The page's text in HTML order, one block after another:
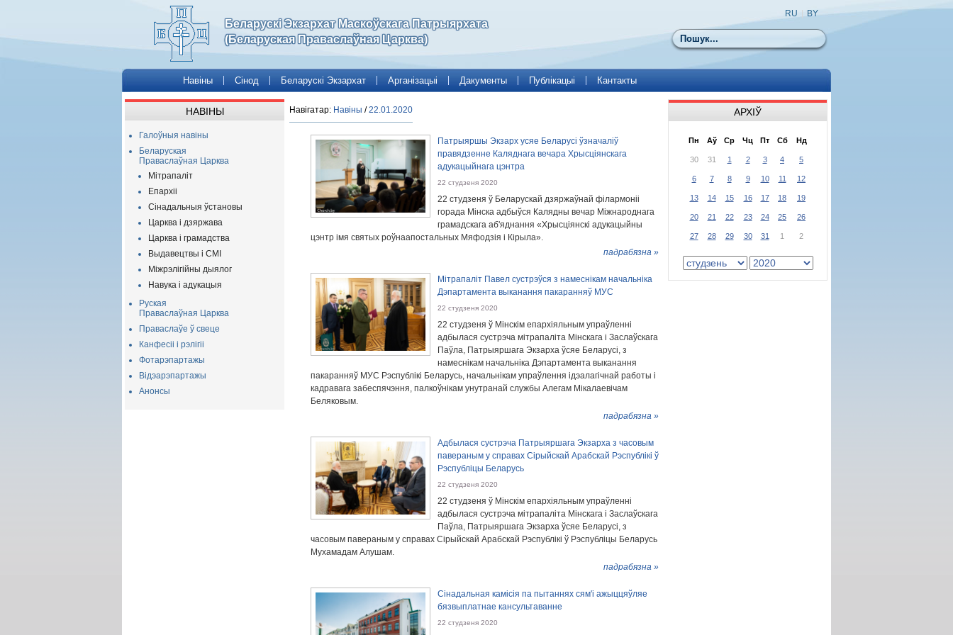
Беларускі Экзархат Маскоўскага Патрыярхата
(Беларуская Праваслаўная Царква)
Пошук
RU BY
Навіны Сінод Беларускі Экзархат Арганізацыі Дакументы Публікацыі Кантакты
НАВІНЫ
Галоўныя навіны
Беларуская
Праваслаўная Царква
Мітрапаліт
Епархіі
Сінадальныя ўстановы
Царква і дзяржава
Царква і грамадства
Выдавецтвы і СМІ
Міжрэлігійны дыялог
Навука і адукацыя
Руская
Праваслаўная Царква
Праваслаўе ў свеце
Канфесіі і рэлігіі
Фотарэпартажы
Відэарэпартажы
Анонсы
Навігатар: Навіны /22.01.2020
Патрыяршы Экзарх усяе Беларусі ўзначаліў
правядзенне Каляднага вечара Хрысціянскага
адукацыйнага цэнтра
22 студзеня 2020
22 студзеня ў Беларускай дзяржаўнай філармоніі
горада Мінска адбыўся Калядны вечар Міжнароднага
грамадскага аб'яднання «Хрысціянскі адукацыйны
цэнтр імя святых роўнаапостальных Мяфодзія і Кірыла».
падрабязна »
Мітрапаліт Павел сустрэўся з намеснікам начальніка
Дэпартамента выканання пакаранняў МУС
22 студзеня 2020
22 студзеня ў Мінскім епархіяльным упраўленні
адбылася сустрэча мітрапаліта Мінскага і Заслаўскага
Паўла, Патрыяршага Экзарха ўсяе Беларусі, з
намеснікам начальніка Дэпартамента выканання
пакаранняў МУС Рэспублікі Беларусь, начальнікам упраўлення ідэалагічнай работы і
кадравага забеспячэння, палкоўнікам унутранай службы Алегам Мікалаевічам
Беляковым.
падрабязна »
Адбылася сустрэча Патрыяршага Экзарха з часовым
павераным у справах Сірыйскай Арабскай Рэспублікі ў
Рэспубліцы Беларусь
22 студзеня 2020
22 студзеня ў Мінскім епархіяльным упраўленні
адбылася сустрэча мітрапаліта Мінскага і Заслаўскага
Паўла, Патрыяршага Экзарха ўсяе Беларусі, з
часовым павераным у справах Сірыйскай Арабскай Рэспублікі ў Рэспубліцы Беларусь
Мухамадам Алушам.
падрабязна »
Сінадальная камісія па пытаннях сям'і ажыццяўляе
бязвыплатнае кансультаванне
22 студзеня 2020
АРХІЎ
Пн Аў Ср Чц Пт Сб Нд
30 31 1 2 3 4 5
6 7 8 9 10 11 12
13 14 15 16 17 18 19
20 21 22 23 24 25 26
27 28 29 30 31 1 2